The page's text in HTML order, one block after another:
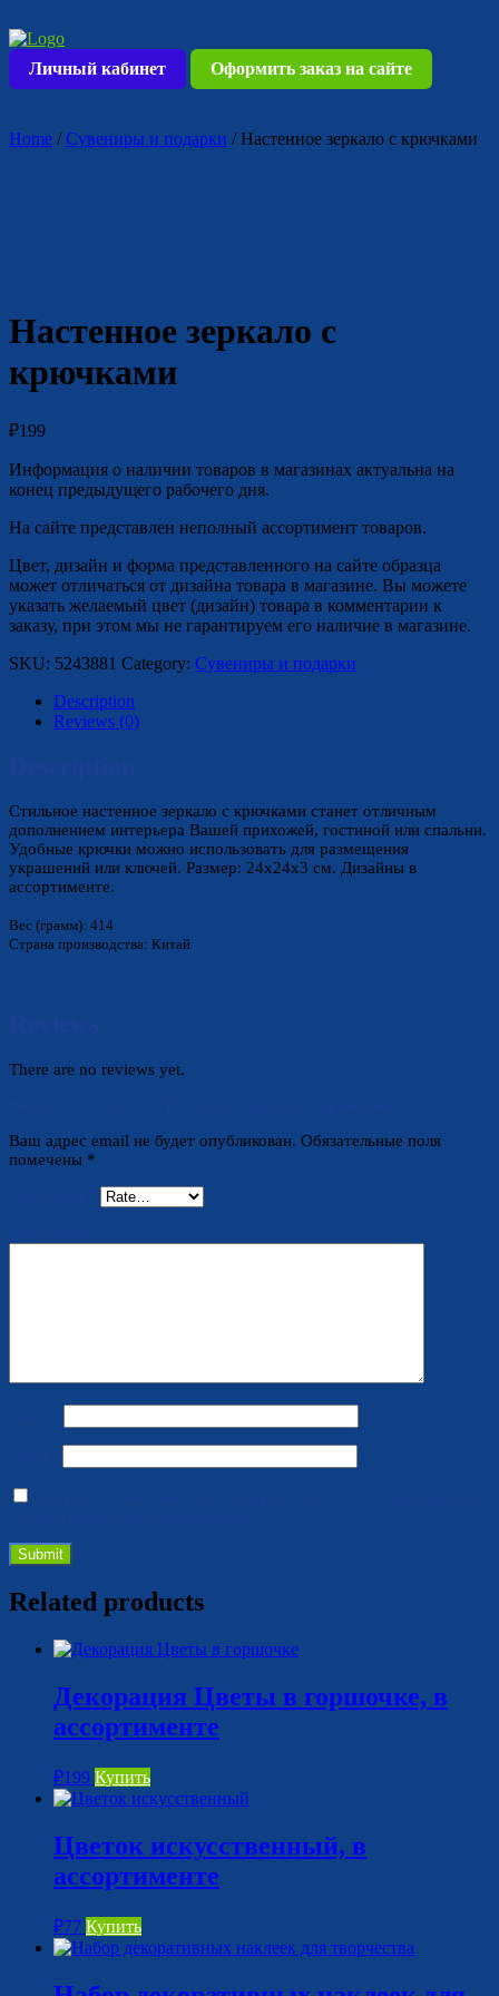
to
content
Личный кабинет Оформить заказ на сайте
Home /Сувениры и подарки / Настенное зеркало с крючками
Настенное зеркало с
крючками
₽199
Информация о наличии товаров в магазинах актуальна на
конец предыдущего рабочего дня.
На сайте представлен неполный ассортимент товаров.
Цвет, дизайн и форма представленного на сайте образца
может отличаться от дизайна товара в магазине. Вы можете
указать желаемый цвет (дизайн) товара в комментарии к
заказу, при этом мы не гарантируем его наличие в магазине.
SKU: 5243881 Category: Сувениры и подарки
Description
Reviews (0)
Стильное настенное зеркало с крючками станет отличным
дополнением интерьера Вашей прихожей, гостиной или спальни.
Удобные крючки можно использовать для размещения
украшений или ключей. Размер: 24х24х3 см. Дизайны в
ассортименте.
Вес (грамм): 414
Страна производства: Китай
There are no reviews yet.
Ваш адрес email не будет опубликован. Обязательные поля
помечены *
Related products
Декорация Цветы в горшочке, в
ассортименте
₽199 Купить
Цветок искусственный, в
ассортименте
₽77 Купить